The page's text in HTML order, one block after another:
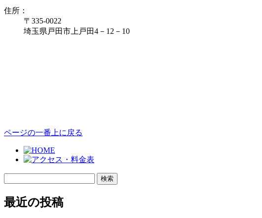
住所：
〒335‐0022
埼玉県戸田市上戸田4－12－10
ページの一番上に戻る
最近の投稿